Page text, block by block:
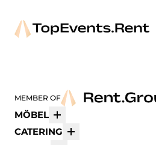
MEMBER OF
MÖBEL
CATERING